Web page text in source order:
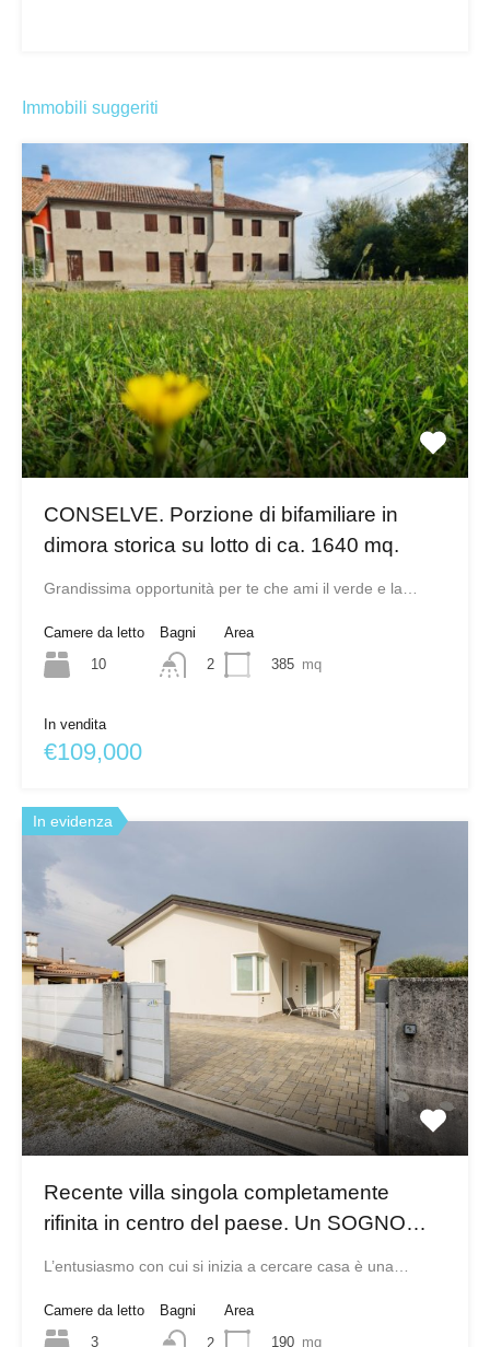
Immobili suggeriti
CONSELVE. Porzione di bifamiliare in
dimora storica su lotto di ca. 1640 mq.
Grandissima opportunità per te che ami il verde e la…
Camere da letto
10
Bagni
2
Area
385 mq
In vendita
€109,000
In evidenza
Recente villa singola completamente
rifinita in centro del paese. Un SOGNO…
L’entusiasmo con cui si inizia a cercare casa è una…
Camere da letto
3
Bagni
2
Area
190 mq